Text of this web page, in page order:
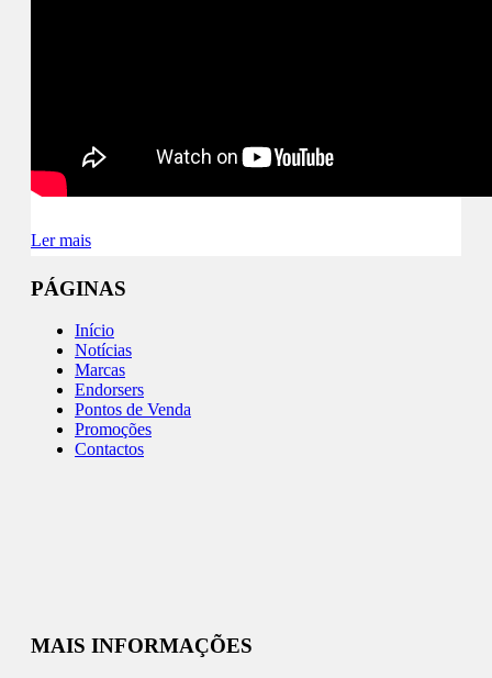
Ler mais
PÁGINAS
Início
Notícias
Marcas
Endorsers
Pontos de Venda
Promoções
Contactos
MAIS INFORMAÇÕES